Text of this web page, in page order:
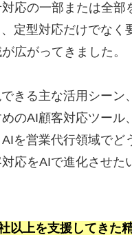
会社概要・役員紹介
代表メッセージ（岩
取締役メッセージ（
業務委託
認定パートナー
営業
応の一部または全部
定型対応だけでなく
広がってきました。
きる主な活用シーン
のAI顧客対応ツール
を営業代行領域でど
応をAIで進化させた
以上を支援してきた